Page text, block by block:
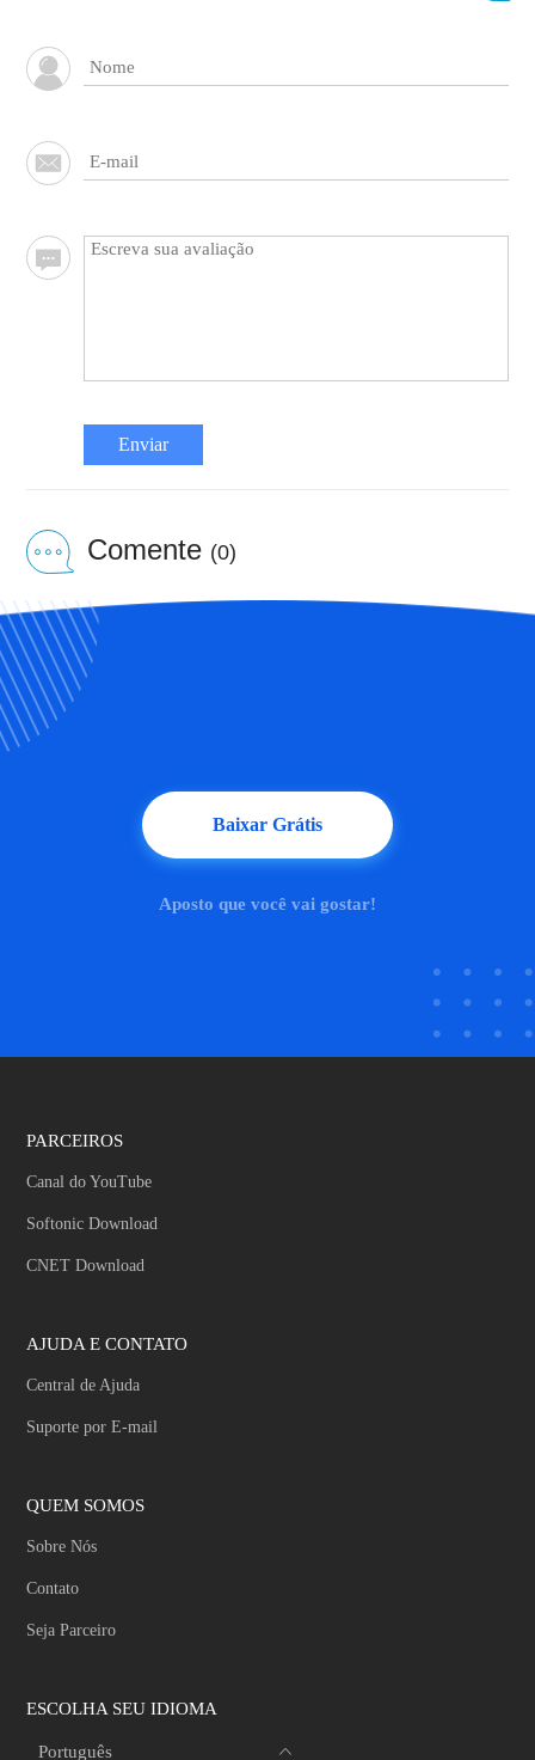
Enviar
Comente (0)
Baixar Grátis
Aposto que você vai gostar!
PARCEIROS
Canal do YouTube
Softonic Download
CNET Download
AJUDA E CONTATO
Central de Ajuda
Suporte por E-mail
QUEM SOMOS
Sobre Nós
Contato
Seja Parceiro
ESCOLHA SEU IDIOMA
Português